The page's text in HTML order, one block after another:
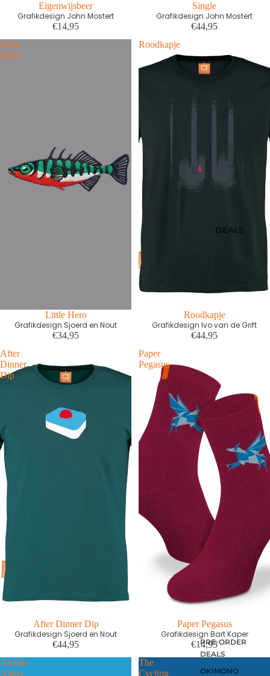
DEALS
PRE-ORDER
DEALS
OKIMONO
Eigenwijsbeer
Grafikdesign John Mostert
€14,95
Single
Grafikdesign John Mostert
€44,95
Little
Hero
Little Hero
Grafikdesign Sjoerd en Nout
€34,95
Roodkapje
Roodkapje
Grafikdesign Ivo van de Grift
€44,95
After
Dinner
Dip
After Dinner Dip
Grafikdesign Sjoerd en Nout
€44,95
Paper
Pegasus
Paper Pegasus
Grafikdesign Bart Kaper
€14,95
Alcedo
Atthis
The
Cycling